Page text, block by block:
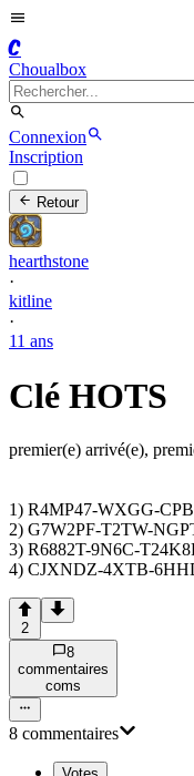
C
Choualbox
Connexion
Inscription
Retour
hearthstone
·
kitline
·
11 ans
Clé HOTS
premier(e) arrivé(e),
1) R4MP47-WXGG-
2) G7W2PF-T2TW-
3) R6882T-9N6C-
4) CJXNDZ-4XTB-
2
8
commentaires
coms
8 commentaires